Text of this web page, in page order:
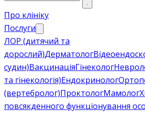
Про клініку
Послуги
ЛОР (дитячий та
дорослий)Дерматолог
судин)ВакцинаціяГінеколог
та гінекологія)Ендокринолог
(вертебролог)ПроктологМамолог
повсякденного функціонування